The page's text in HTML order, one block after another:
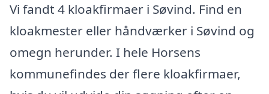
Vi fandt 4 kloakfirmaer i Søvind. Find en
kloakmester eller håndværker i Søvind og
omegn herunder. I hele Horsens
kommunefindes der flere kloakfirmaer,